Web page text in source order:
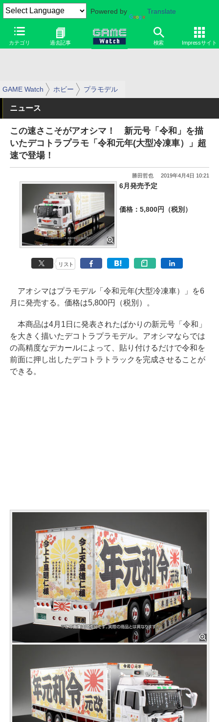
Powered by Translate
カテゴリ 過去記事 検索 Impressサイト
GAME Watch ホビー プラモデル
ニュース
この速さこそがアオシマ！ 新元号「令和」を描
いたデコトラプラモ「令和元年(大型冷凍車）」超
速で登場！
勝田哲也 2019年4月4日 10:21
6月発売予定
価格：5,800円（税別）
リスト
アオシマはプラモデル「令和元年(大型冷凍車）」を6
月に発売する。価格は5,800円（税別）。
本商品は4月1日に発表されたばかりの新元号「令和」
を大きく描いたデコトラプラモデル。アオシマならでは
の高精度なデカールによって、貼り付けるだけで令和を
前面に押し出したデコトラトラックを完成させることが
できる。